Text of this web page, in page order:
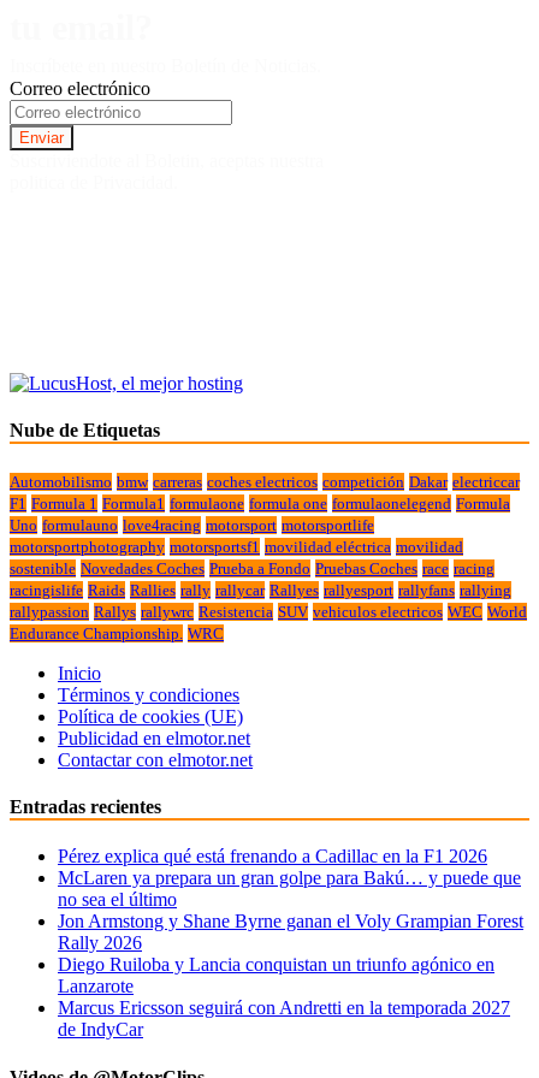
Correo electrónico
Nube de Etiquetas
Automobilismo bmw carreras coches electricos competición Dakar electriccar
F1 Formula 1 Formula1 formulaone formula one formulaonelegend Formula
Uno formulauno love4racing motorsport motorsportlife
motorsportphotography motorsportsf1 movilidad eléctrica movilidad
sostenible Novedades Coches Prueba a Fondo Pruebas Coches race racing
racingislife Raids Rallies rally rallycar Rallyes rallyesport rallyfans rallying
rallypassion Rallys rallywrc Resistencia SUV vehiculos electricos WEC World
Endurance Championship. WRC
Inicio
Términos y condiciones
Política de cookies (UE)
Publicidad en elmotor.net
Contactar con elmotor.net
Entradas recientes
Pérez explica qué está frenando a Cadillac en la F1 2026
McLaren ya prepara un gran golpe para Bakú… y puede que
no sea el último
Jon Armstong y Shane Byrne ganan el Voly Grampian Forest
Rally 2026
Diego Ruiloba y Lancia conquistan un triunfo agónico en
Lanzarote
Marcus Ericsson seguirá con Andretti en la temporada 2027
de IndyCar